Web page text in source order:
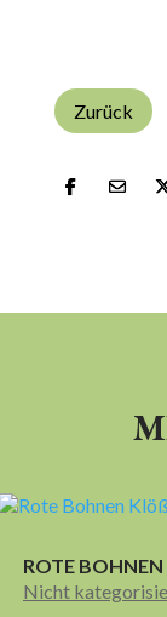
Zurück
ROTE BOHNEN
Nicht